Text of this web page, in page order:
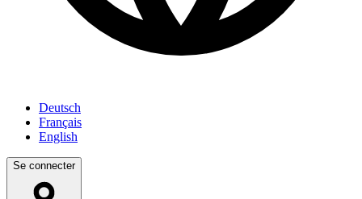
Deutsch
Français
English
Se connecter